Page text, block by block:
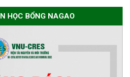
HỌC BỔNG NAGAO